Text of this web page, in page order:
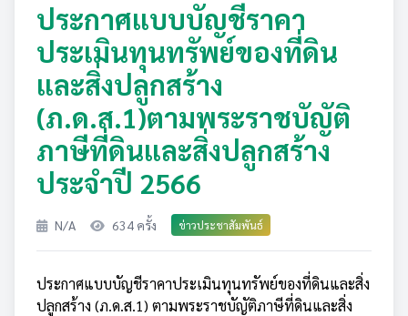
ประกาศแบบบัญชีราคา
ประเมินทุนทรัพย์ของที่ดิน
และสิ่งปลูกสร้าง
(ภ.ด.ส.1)ตามพระราชบัญัติ
ภาษีที่ดินและสิ่งปลูกสร้าง
ประจำปี 2566
N/A 634 ครั้ง ข่าวประชาสัมพันธ์
ประกาศแบบบัญชีราคาประเมินทุนทรัพย์ของที่ดินและสิ่ง
ปลูกสร้าง (ภ.ด.ส.1) ตามพระราชบัญัติภาษีที่ดินและสิ่ง